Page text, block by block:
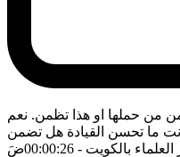
من حملها او هذا تظمن. نعم
ما تحسن القيادة هل تضمن
بالكويت - 00:00:26 ضَ